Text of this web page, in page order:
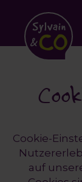
&
Cookie-
auf